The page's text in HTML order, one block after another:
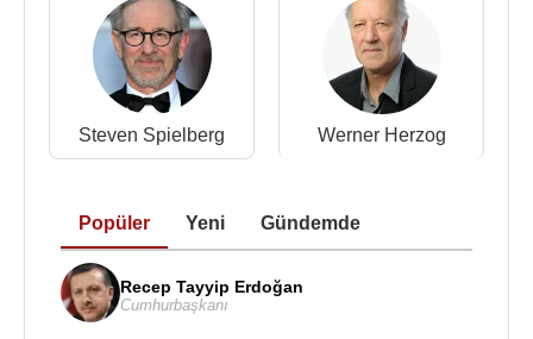
2001 - Band of Brothers / Kardeşler Takımı (Binbaşı
Richard Winters) (TV Dizisi)
2000 - Hearts and Bones (Mark Rose) (TV Dizisi)
2000 - Life Force (Kurt Glemser) (TV Dizisi)
1999 - Warriors (Tğm. Neil Loughrey) (TV Dizisi)
Weston) (TV Dizisi)
1995 - Hickory Dickory Dock" in Agatha Christie :
Poirot (Leonard Bateson) (TV Dizisi)
1993 - Micky Love (Clive) (TV Dizisi)
Steven Spielberg Werner Herzog
Popüler Yeni Gündemde
Recep Tayyip Erdoğan
Cumhurbaşkanı